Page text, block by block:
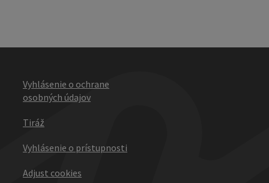
Vyhlásenie o ochrane
osobných údajov
Tiráž
Vyhlásenie o prístupnosti
Adjust cookies